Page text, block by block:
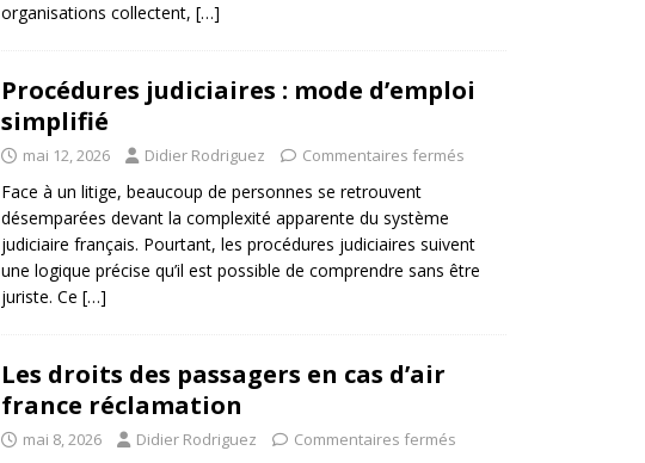
organisations collectent, […]
Procédures judiciaires : mode d’emploi
simplifié
mai 12, 2026 Didier Rodriguez Commentaires fermés
Face à un litige, beaucoup de personnes se retrouvent
désemparées devant la complexité apparente du système
judiciaire français. Pourtant, les procédures judiciaires suivent
une logique précise qu’il est possible de comprendre sans être
juriste. Ce […]
Les droits des passagers en cas d’air
france réclamation
mai 8, 2026 Didier Rodriguez Commentaires fermés